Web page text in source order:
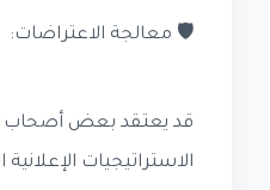
🛡️ معالجة الاعتراضات:
قد يعتقد بعض أصحاب
الاستراتيجيات